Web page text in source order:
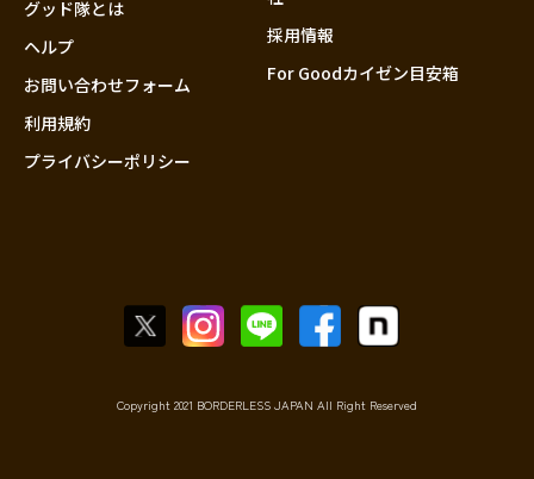
グッド隊とは
ヘルプ
お問い合わせフォーム
利用規約
プライバシーポリシー
採用情報
For Goodカイゼン目安箱
Copyright 2021 BORDERLESS JAPAN All Right Reserved